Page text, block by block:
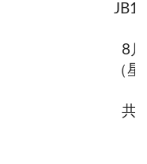
8
（
共